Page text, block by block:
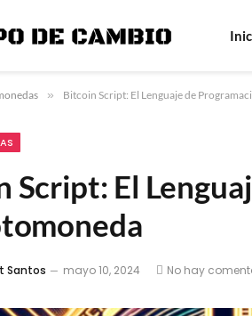
» Bitcoin Script: El Lenguaje de
Script: El
Santos mayo 10, 2024 No hay